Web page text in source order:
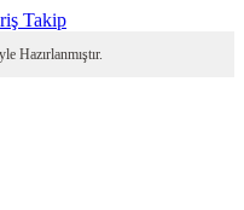
Takip
Hazırlanmıştır.